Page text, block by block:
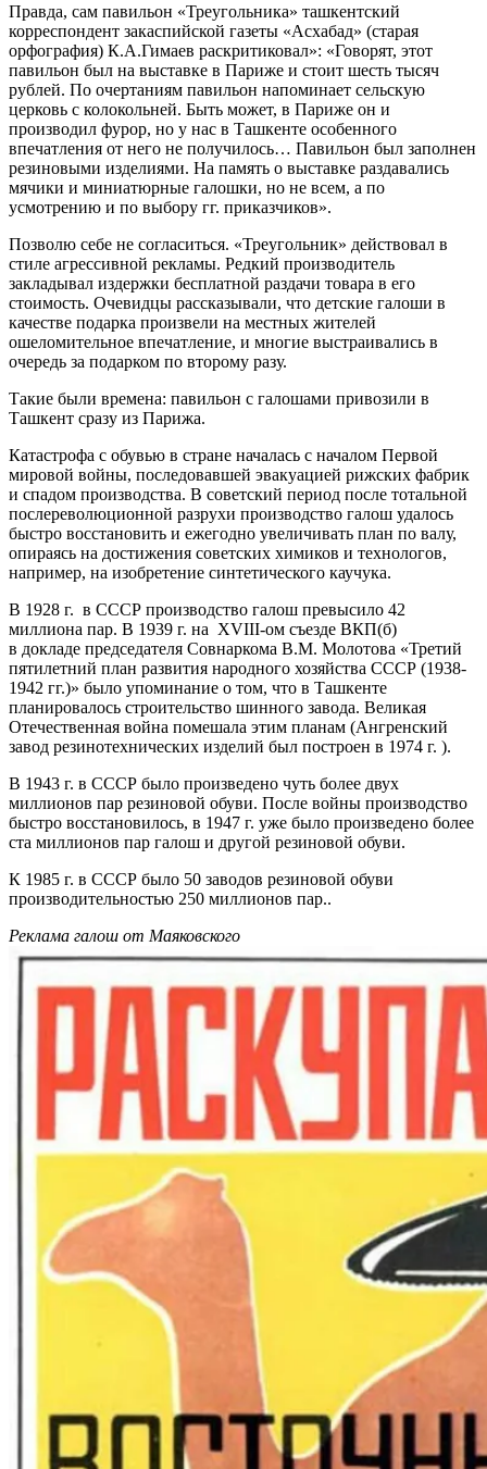
Правда, сам павильон «Треугольника» ташкентский
корреспондент закаспийской газеты «Асхабад» (старая
орфография) К.А.Гимаев раскритиковал»: «Говорят, этот
павильон был на выставке в Париже и стоит шесть тысяч
рублей. По очертаниям павильон напоминает сельскую
церковь с колокольней. Быть может, в Париже он и
производил фурор, но у нас в Ташкенте особенного
впечатления от него не получилось… Павильон был заполнен
резиновыми изделиями. На память о выставке раздавались
мячики и миниатюрные галошки, но не всем, а по
усмотрению и по выбору гг. приказчиков».
Позволю себе не согласиться. «Треугольник» действовал в
стиле агрессивной рекламы. Редкий производитель
закладывал издержки бесплатной раздачи товара в его
стоимость. Очевидцы рассказывали, что детские галоши в
качестве подарка произвели на местных жителей
ошеломительное впечатление, и многие выстраивались в
очередь за подарком по второму разу.
Такие были времена: павильон с галошами привозили в
Ташкент сразу из Парижа.
Катастрофа с обувью в стране началась с началом Первой
мировой войны, последовавшей эвакуацией рижских фабрик
и спадом производства. В советский период после тотальной
послереволюционной разрухи производство галош удалось
быстро восстановить и ежегодно увеличивать план по валу,
опираясь на достижения советских химиков и технологов,
например, на изобретение синтетического каучука.
В 1928 г. в СССР производство галош превысило 42
миллиона пар. В 1939 г. на XVIII-ом съезде ВКП(б)
в докладе председателя Совнаркома В.М. Молотова «Третий
пятилетний план развития народного хозяйства СССР (1938-
1942 гг.)» было упоминание о том, что в Ташкенте
планировалось строительство шинного завода. Великая
Отечественная война помешала этим планам (Ангренский
завод резинотехнических изделий был построен в 1974 г. ).
В 1943 г. в СССР было произведено чуть более двух
миллионов пар резиновой обуви. После войны производство
быстро восстановилось, в 1947 г. уже было произведено более
ста миллионов пар галош и другой резиновой обуви.
К 1985 г. в СССР было 50 заводов резиновой обуви
производительностью 250 миллионов пар..
Реклама галош от Маяковского